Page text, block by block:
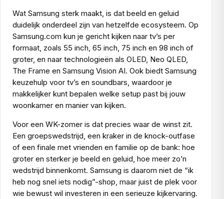
Wat Samsung sterk maakt, is dat beeld en geluid
duidelijk onderdeel zijn van hetzelfde ecosysteem. Op
Samsung.com kun je gericht kijken naar tv’s per
formaat, zoals 55 inch, 65 inch, 75 inch en 98 inch of
groter, en naar technologieën als OLED, Neo QLED,
The Frame en Samsung Vision AI. Ook biedt Samsung
keuzehulp voor tv’s en soundbars, waardoor je
makkelijker kunt bepalen welke setup past bij jouw
woonkamer en manier van kijken.
Voor een WK-zomer is dat precies waar de winst zit.
Een groepswedstrijd, een kraker in de knock-outfase
of een finale met vrienden en familie op de bank: hoe
groter en sterker je beeld en geluid, hoe meer zo’n
wedstrijd binnenkomt. Samsung is daarom niet de “ik
heb nog snel iets nodig”-shop, maar juist de plek voor
wie bewust wil investeren in een serieuze kijkervaring.